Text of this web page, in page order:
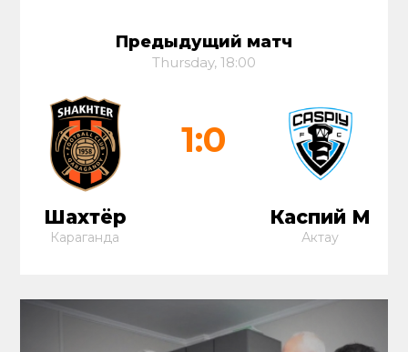
Предыдущий матч
Thursday, 18:00
Шахтёр
Караганда
1:0
Каспий М
Актау